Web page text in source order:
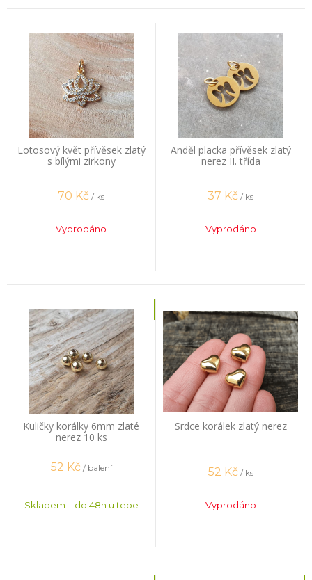
Lotosový květ přívěsek zlatý
s bílými zirkony
70 Kč / ks
Vyprodáno
Anděl placka přívěsek zlatý
nerez II. třída
37 Kč / ks
Vyprodáno
Kuličky korálky 6mm zlaté
nerez 10 ks
52 Kč / balení
Skladem – do 48h u tebe
Srdce korálek zlatý nerez
52 Kč / ks
Vyprodáno